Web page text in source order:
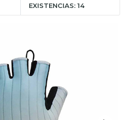
EXISTENCIAS: 14